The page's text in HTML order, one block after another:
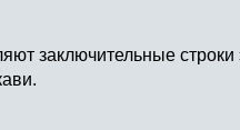
заключительные строки